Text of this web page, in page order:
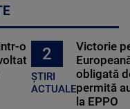
o
2
ȘTIRI
ACTUALE
Victorie
obligată
permită
la EPPO